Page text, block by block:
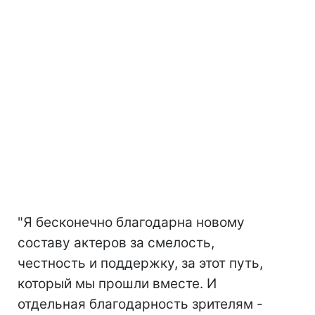
"Я бесконечно благодарна новому
составу актеров за смелость,
честность и поддержку, за этот путь,
который мы прошли вместе. И
отдельная благодарность зрителям -